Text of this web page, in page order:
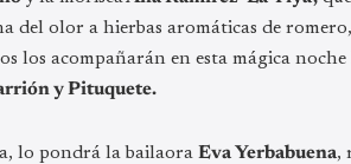
del olor a hierbas aromáticas de
los acompañarán en esta mágica
y Pituquete.
lo pondrá la bailaora Eva Yerbabuena,